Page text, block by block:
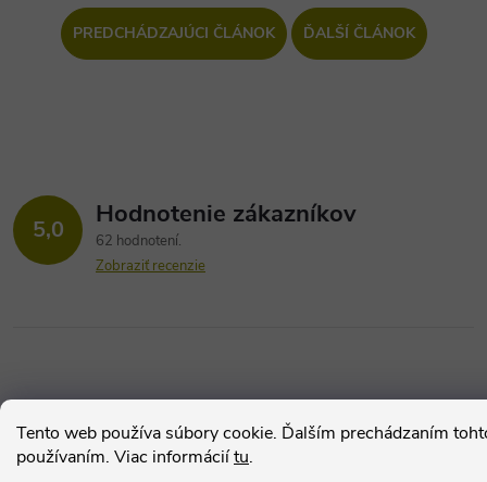
Tento web používa súbory cookie. Ďalším prechádzaním
používaním. Viac informáciítu.
PREDCHÁDZAJÚCI ČLÁNOK ĎALŠÍ ČLÁNOK
5,0 Hodnotenie zákazníkov
62 hodnotení
Zobraziť recenzie